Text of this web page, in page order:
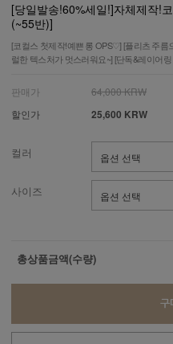
[당일발송!60%세일!]자체제작!
(~55반)]
[코컬스 첫제작!예쁜 롱 OPS♡] [플리츠 주
럴한 텍스처가 멋스러워요~] [단독&레이어
판매가
64,000 KRW
할인가
25,600 KRW
컬러
사이즈
총상품금액(수량)
구